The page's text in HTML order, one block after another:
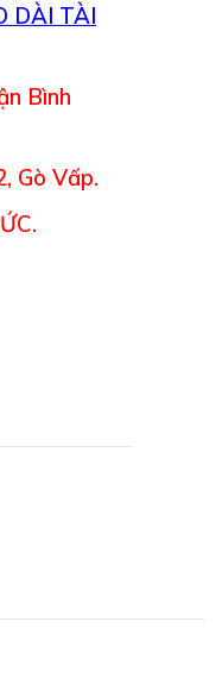
DÀI TÀI
Bình
Gò Vấp.